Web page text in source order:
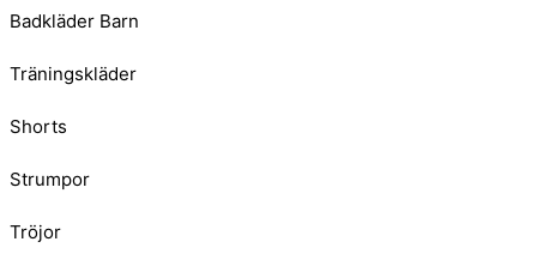
Badkläder Barn
Träningskläder
Shorts
Strumpor
Tröjor